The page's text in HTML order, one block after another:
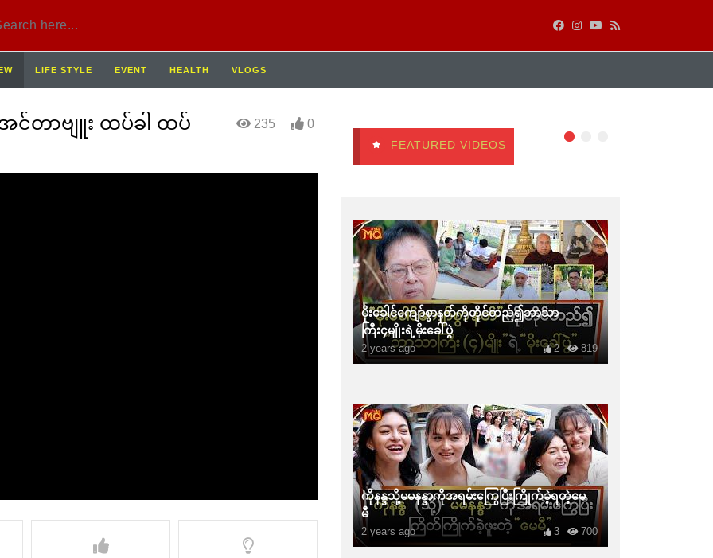
LIFE STYLE EVENT HEALTH VLOGS
င်တာဗျူး ထပ်ခါ ထပ်
235 0
FEATURED VIDEOS
မိုးခေါင်ကျော်စွာနတ်ကိုတိုင်တည်၍ဘာသာ
ကြီး၄မျိုးရဲ့မိုးခေါ်ပွဲ
2 years ago 819
2
ကိုနန္ဒသို့မမနန္ဒာကိုအရမ်းကြွေပြီးကြိုက်ခဲ့ရတဲ့မေ
မီ
2 years ago 700
3